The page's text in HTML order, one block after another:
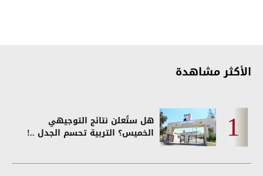
الأكثر مشاهدة
هل ستُعلن نتائج التوجيهي
الخميس؟ التربية تحسم الجدل ..!